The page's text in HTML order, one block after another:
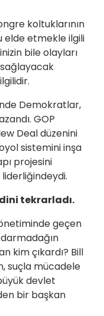
koltuklarının
elde etmekle ilgili
bile olayları
Demokratlar,
GOP
Deal düzenini
sistemini inşa
projesini
tekrarladı.
geçen
darmadağın
kim çıkardı? Bill
suçla mücadele
devlet
bir başkan